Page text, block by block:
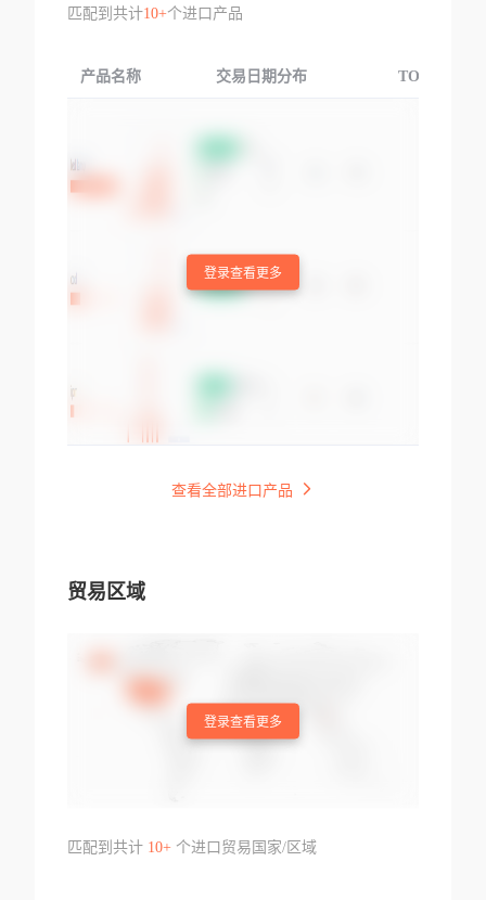
匹配到共计10+个进口产品
产品名称 交易日期分布 TOP3交易国
登录查看更多
查看全部进口产品
贸易区域
登录查看更多
匹配到共计 10+个进口贸易国家/区域